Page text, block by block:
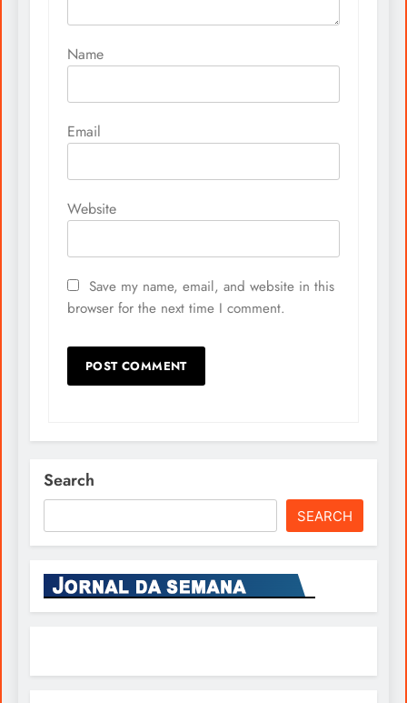
Name
Email
Website
Save my name, email, and website in this
browser for the next time I comment.
Search
SEARCH